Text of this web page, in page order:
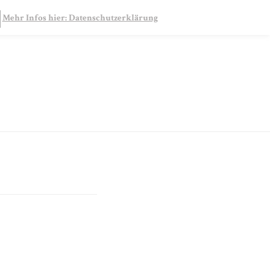
Mehr Infos hier: Datenschutzerklärung